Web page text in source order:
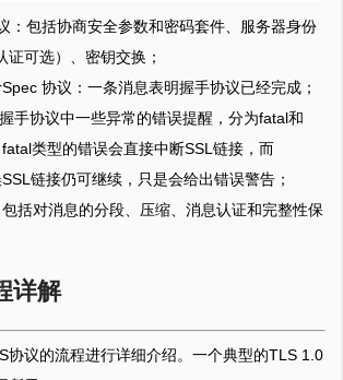
：包括协商安全参数和密码套件、服务器身份
可选）、密钥交换；
协议：一条消息表明握手协议已经完成；
手协议中一些异常的错误提醒，分为fatal和
类型的错误会直接中断SSL链接，而
链接仍可继续，只是会给出错误警告；
括对消息的分段、压缩、消息认证和完整性保
详解
协议的流程进行详细介绍。一个典型的TLS 1.0